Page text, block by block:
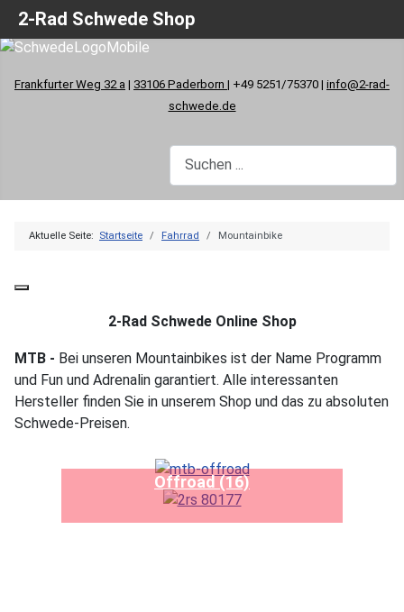
Frankfurter Weg 32 a | 33106 Paderborn | +49 5251/75370 | info@2-rad-
schwede.de
Aktuelle Seite: Startseite Fahrrad Mountainbike
2-Rad Schwede Online Shop
MTB - Bei unseren Mountainbikes ist der Name Programm
und Fun und Adrenalin garantiert. Alle interessanten
Hersteller finden Sie in unserem Shop und das zu absoluten
Schwede-Preisen.
Offroad (16)
2-Rad Schwede Shop